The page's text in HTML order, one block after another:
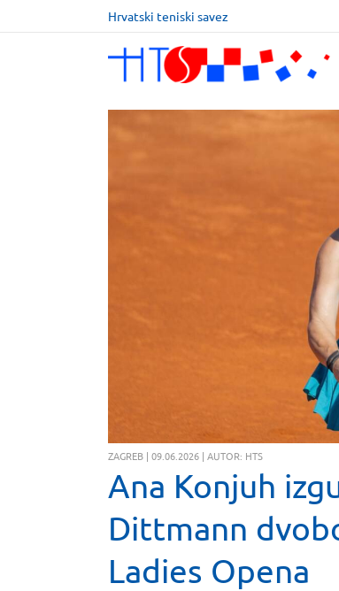
Hrvatski teniski savez
ZAGREB | 09.06.2026 | AUTOR: HTS
Ana Konjuh
Dittmann
Ladies Opena